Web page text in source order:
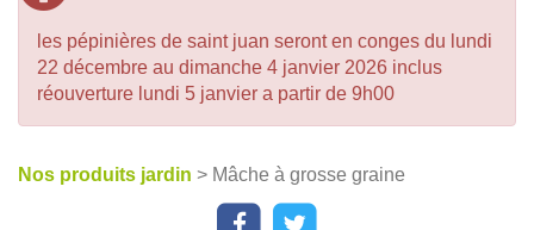
les pépinières de saint juan seront en conges du lundi
22 décembre au dimanche 4 janvier 2026 inclus
réouverture lundi 5 janvier a partir de 9h00
Nos produits jardin > Mâche à grosse graine